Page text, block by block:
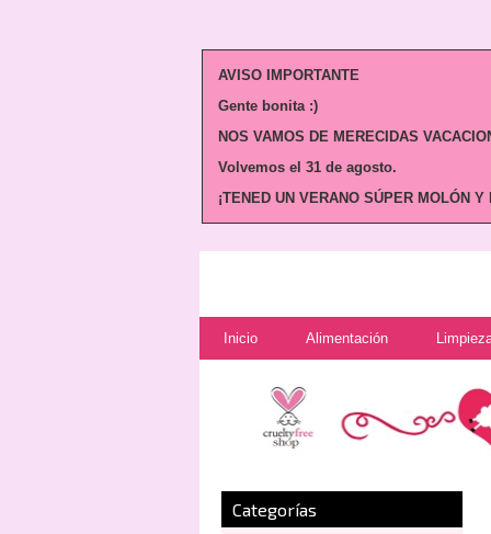
AVISO IMPORTANTE
Gente bonita :)
NOS VAMOS DE MERECIDAS
Volvemos el 31 de agosto.
¡TENED UN VERANO SÚPER MOLÓN
Inicio Alimentación
Categorías